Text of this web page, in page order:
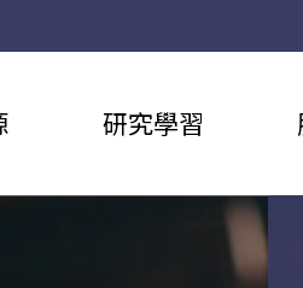
研究學習